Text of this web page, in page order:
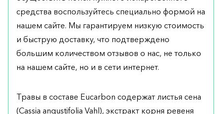
средства воспользуйтесь специально формой на
нашем сайте. Мы гарантируем низкую стоимость
и быструю доставку, что подтверждено
большим количеством отзывов о нас, не только
на нашем сайте, но и в сети интернет.
Травы в составе Eucarbon содержат листья сена
(Cassia angustifolia Vahl), экстракт корня ревеня